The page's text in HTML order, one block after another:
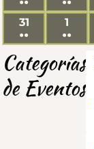
events)
(3
events)
(2
31 31/08/2026
●●
events)
1 01/
●●
Categorías
de Eventos